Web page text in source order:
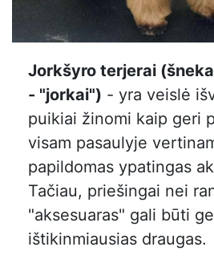
Jorkšyro terjerai
- "jorkai") - yra veislė
puikiai žinomi kaip geri
visam pasaulyje
papildomas ypatingas
Tačiau, priešingai nei
"aksesuaras" gali būti
ištikinmiausias draugas.